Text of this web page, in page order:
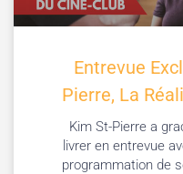
Entrevue
Pierre, La
Kim St-Pierre a
livrer en entrevue
programmation de